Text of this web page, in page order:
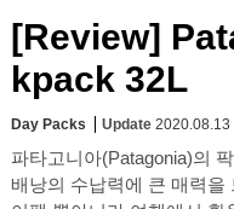
[Review]
kpack 32L
Day Packs Update 2020.08.13
파타고니아(Patagonia)의
배낭의 수납력에 큰 매력을